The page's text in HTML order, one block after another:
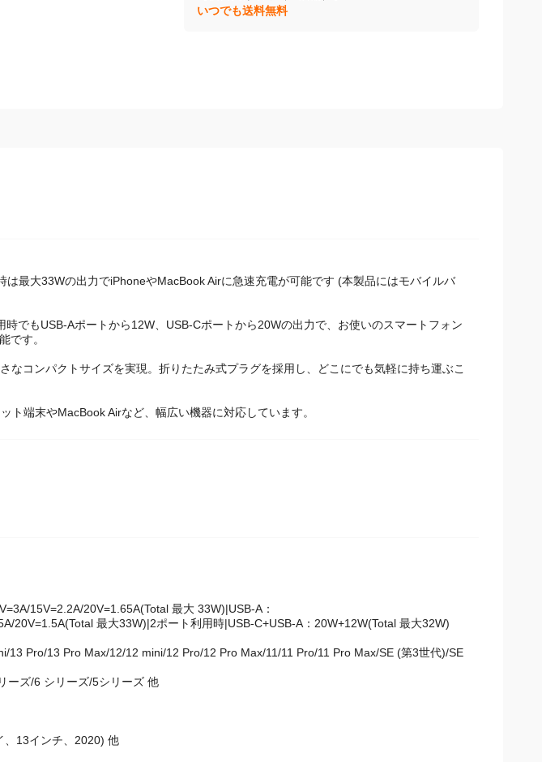
【後日受け取り（全店舗）】
最大33Wの出力でiPhoneやMacBook Airに急速充電が可能です (本製品にはモバイルバ
でもUSB-Aポートから12W、USB-Cポートから20Wの出力で、お使いのスマートフォン
です。
なコンパクトサイズを実現。折りたたみ式プラグを採用し、どこにでも気軽に持ち運ぶこ
15V=2.2A/20V=1.65A(Total 最大 33W)|USB-A：
20V=1.5A(Total 最大33W)|2ポート利用時|USB-C+USB-A：20W+12W(Total 最大32W)
Pro/13 Pro Max/12/12 mini/12 Pro/12 Pro Max/11/11 Pro/11 Pro Max/SE (第3世代)/SE
ズ/6 シリーズ/5シリーズ 他
13インチ、2020) 他